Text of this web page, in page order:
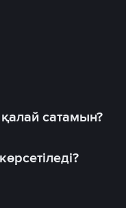
сатамын?